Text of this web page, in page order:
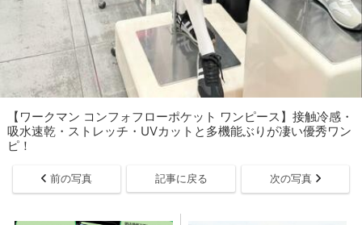
【ワークマン コンフォフローポケット ワンピース】接触冷感・
吸水速乾・ストレッチ・UVカットと多機能ぶりが凄い優秀ワン
ピ！
前の写真 記事に戻る 次の写真